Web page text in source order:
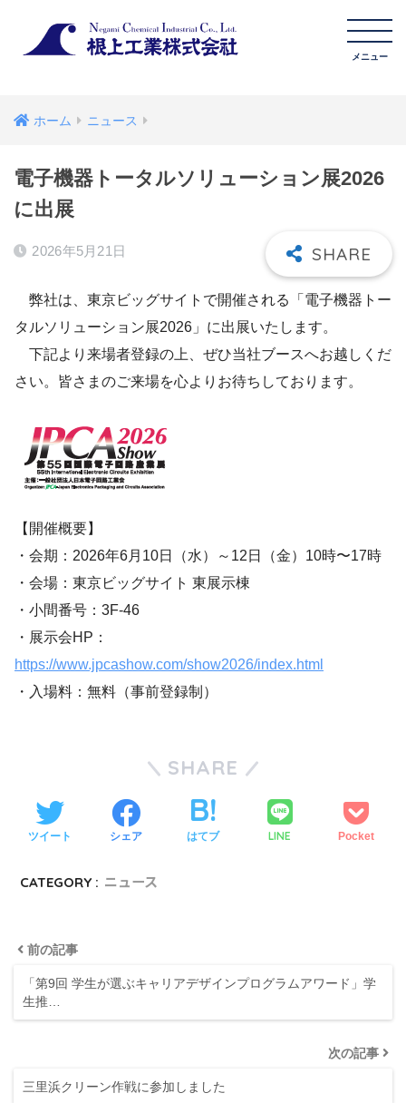
ホーム ニュース
電子機器トータルソリューション展2026
に出展
2026年5月21日
弊社は、東京ビッグサイトで開催される「電子機器トー
タルソリューション展2026」に出展いたします。
下記より来場者登録の上、ぜひ当社ブースへお越しくだ
さい。皆さまのご来場を心よりお待ちしております。
【開催概要】
・会期：2026年6月10日（水）～12日（金）10時〜17時
・会場：東京ビッグサイト 東展示棟
・小間番号：3F-46
・展示会HP：
https://www.jpcashow.com/show2026/index.html
・入場料：無料（事前登録制）
SHARE
ツイート シェア はてブ LINE Pocket
CATEGORY : ニュース
前の記事
「第9回 学生が選ぶキャリアデザインプログラムアワード」学
生推…
次の記事
三里浜クリーン作戦に参加しました